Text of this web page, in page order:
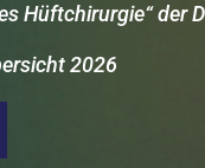
Hüftchirurgie“ der
2026